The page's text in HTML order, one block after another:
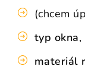
(chcem
typ okna,
materiál